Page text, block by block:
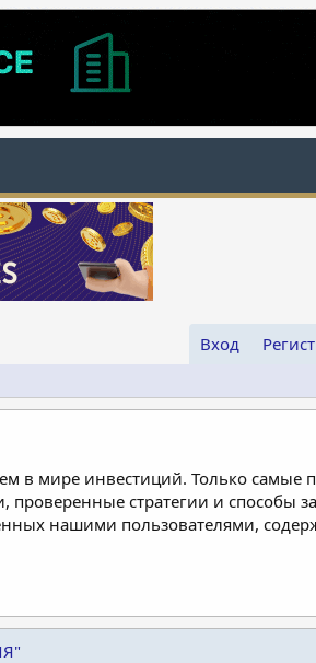
Вход
в мире инвестиций. Только самые
стратегии и способы
нашими пользователями,